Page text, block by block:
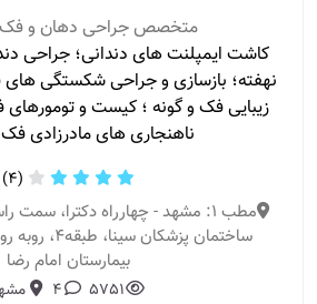
متخصص جراحی دهان و
کاشت ایمپلنت های دندانی؛ جراحی
نهفته؛ بازسازی و جراحی شکستگی
زیبایی فک و گونه ؛ کیست و
ناهنجاری های مادرزادی
(4)
ساختمان
بیمارستان امام رضا
5751
4